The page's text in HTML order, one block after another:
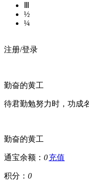
½
¼
注册/登录
勤奋的黄工
待君勤勉努力时，功成
勤奋的黄工
通宝余额： 0充值
积分： 0